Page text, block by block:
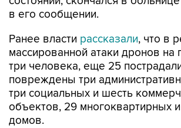
в его сообщении.
Ранее власти рассказали, что в
массированной атаки дронов на
три человека, еще 25
повреждены три
три социальных и шесть
объектов, 29 многоквартирных
домов.